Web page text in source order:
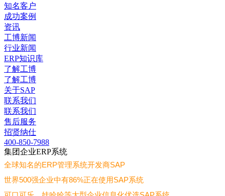
知名客户
成功案例
资讯
工博新闻
行业新闻
ERP知识库
了解工博
了解工博
关于SAP
联系我们
联系我们
售后服务
招贤纳仕
400-850-7988
集团企业ERP系统
全球知名的ERP管理系统开发商SAP
世界500强企业中有86%正在使用SAP系统